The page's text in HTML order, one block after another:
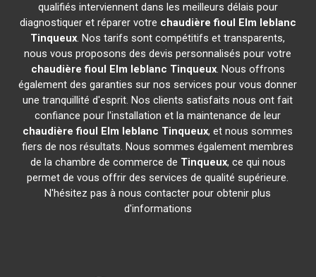
qualifiés interviennent dans les meilleurs délais pour
diagnostiquer et réparer votre chaudière fioul Elm leblanc
Tinqueux. Nos tarifs sont compétitifs et transparents,
nous vous proposons des devis personnalisés pour votre
chaudière fioul Elm leblanc Tinqueux. Nous offrons
également des garanties sur nos services pour vous donner
une tranquillité d'esprit. Nos clients satisfaits nous ont fait
confiance pour l'installation et la maintenance de leur
chaudière fioul Elm leblanc Tinqueux, et nous sommes
fiers de nos résultats. Nous sommes également membres
de la chambre de commerce de Tinqueux, ce qui nous
permet de vous offrir des services de qualité supérieure.
N'hésitez pas à nous contacter pour obtenir plus
d'informations